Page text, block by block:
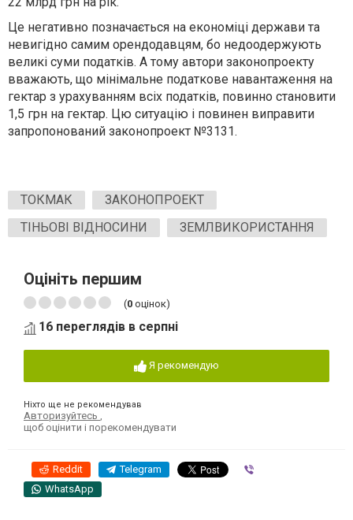
Це негативно позначається на економіці держави та
невигідно самим орендодавцям, бо недоодержують
великі суми податків. А тому автори законопроекту
вважають, що мінімальне податкове навантаження на
гектар з урахуванням всіх податків, повинно становити
1,5 грн на гектар. Цю ситуацію і повинен виправити
запропонований законопроект №3131.
ТОКМАК
ЗАКОНОПРОЕКТ
ТІНЬОВІ ВІДНОСИНИ
ЗЕМЛВИКОРИСТАННЯ
Оцініть першим
(0 оцінок)
16 переглядів в серпні
Я рекомендую
Ніхто ще не рекомендував
Авторизуйтесь ,
щоб оцінити і порекомендувати
Reddit Telegram
WhatsApp